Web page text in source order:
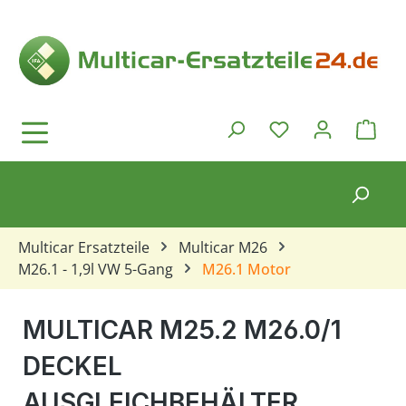
Du hast 0
Multicar Ersatzteile
Multicar M26
M26.1 - 1,9l VW 5-Gang
M26.1 Motor
MULTICAR M25.2 M26.0/1
DECKEL